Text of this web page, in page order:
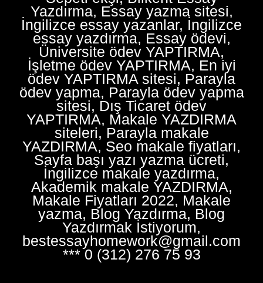
Yazdırma, Essay yazma sitesi,
İngilizce essay yazanlar, İngilizce
essay yazdırma, Essay ödevi,
Üniversite ödev YAPTIRMA,
İşletme ödev YAPTIRMA, En iyi
ödev YAPTIRMA sitesi, Parayla
ödev yapma, Parayla ödev yapma
sitesi, Dış Ticaret ödev
YAPTIRMA, Makale YAZDIRMA
siteleri, Parayla makale
YAZDIRMA, Seo makale fiyatları,
Sayfa başı yazı yazma ücreti,
İngilizce makale yazdırma,
Akademik makale YAZDIRMA,
Makale Fiyatları 2022, Makale
yazma, Blog Yazdırma, Blog
Yazdırmak İstiyorum,
bestessayhomework@gmail.com
*** 0 (312) 276 75 93